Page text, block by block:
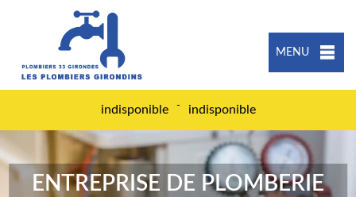
MENU
indisponible - indisponible
ENTREPRISE DE PLOMBERIE